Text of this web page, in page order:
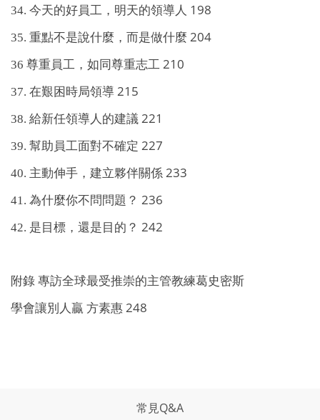
34. 今天的好員工，明天的領導人 198
35. 重點不是說什麼，而是做什麼 204
36 尊重員工，如同尊重志工 210
37. 在艱困時局領導 215
38. 給新任領導人的建議 221
39. 幫助員工面對不確定 227
40. 主動伸手，建立夥伴關係 233
41. 為什麼你不問問題？ 236
42. 是目標，還是目的？ 242
附錄 專訪全球最受推崇的主管教練葛史密斯
學會讓別人贏 方素惠 248
常見Q&A